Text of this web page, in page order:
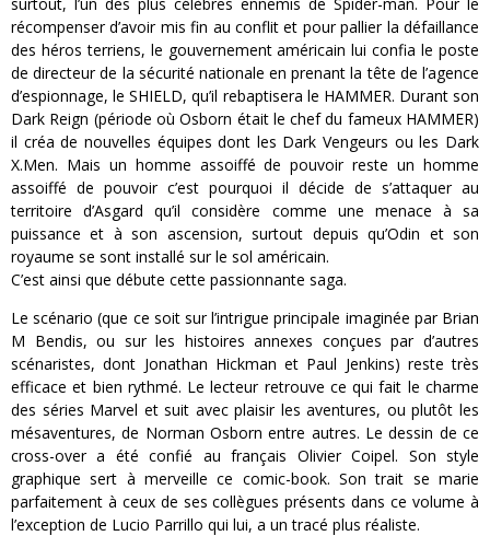
récompenser d’avoir mis fin au conflit et pour pallier la défaillance
des héros terriens, le gouvernement américain lui confia le poste
de directeur de la sécurité nationale en prenant la tête de l’agence
d’espionnage, le SHIELD, qu’il rebaptisera le HAMMER. Durant son
Dark Reign (période où Osborn était le chef du fameux HAMMER)
il créa de nouvelles équipes dont les Dark Vengeurs ou les Dark
X.Men. Mais un homme assoiffé de pouvoir reste un homme
assoiffé de pouvoir c’est pourquoi il décide de s’attaquer au
territoire d’Asgard qu’il considère comme une menace à sa
puissance et à son ascension, surtout depuis qu’Odin et son
royaume se sont installé sur le sol américain.
C’est ainsi que débute cette passionnante saga.
Le scénario (que ce soit sur l’intrigue principale imaginée par Brian
M Bendis, ou sur les histoires annexes conçues par d’autres
scénaristes, dont Jonathan Hickman et Paul Jenkins) reste très
efficace et bien rythmé. Le lecteur retrouve ce qui fait le charme
des séries Marvel et suit avec plaisir les aventures, ou plutôt les
mésaventures, de Norman Osborn entre autres. Le dessin de ce
cross-over a été confié au français Olivier Coipel. Son style
graphique sert à merveille ce comic-book. Son trait se marie
parfaitement à ceux de ses collègues présents dans ce volume à
l’exception de Lucio Parrillo qui lui, a un tracé plus réaliste.